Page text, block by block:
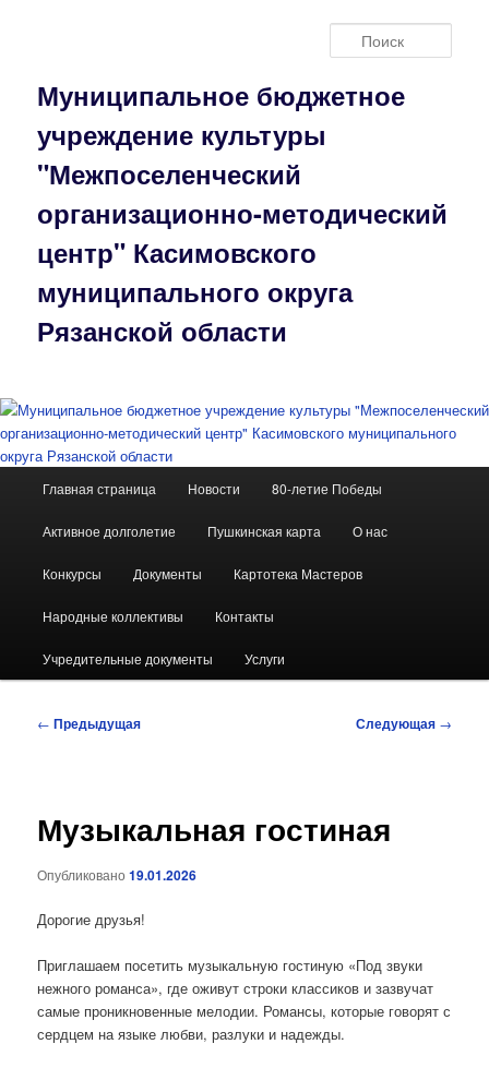
Муниципальное бюджетное
учреждение культуры
"Межпоселенческий
организационно-методический
центр" Касимовского
муниципального округа
Рязанской области
Главная страница Новости 80-летие Победы
Активное долголетие Пушкинская карта О нас
Конкурсы Документы Картотека Мастеров
Народные коллективы Контакты
Учредительные документы Услуги
Навигация
← Предыдущая Следующая →
Музыкальная гостиная
Опубликовано19.01.2026
Дорогие друзья!
Приглашаем посетить музыкальную гостиную «Под звуки
нежного романса», где оживут строки классиков и зазвучат
самые проникновенные мелодии. Романсы, которые говорят с
сердцем на языке любви, разлуки и надежды.